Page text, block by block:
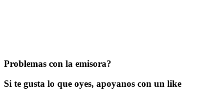
Problemas con la emisora?
Si te gusta lo que oyes, apoyanos con un like